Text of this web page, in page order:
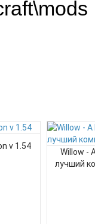
v 1.54
Willow -
лучший